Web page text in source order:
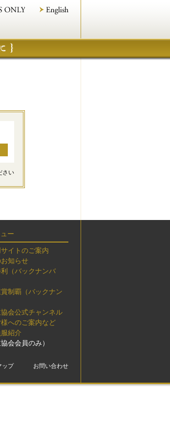
さい
ー
イトのご案内
知らせ
（バックナンバ
制覇（バックナン
会公式チャンネル
へのご案内など
紹介
会会員のみ）
ップ お問い合わせ